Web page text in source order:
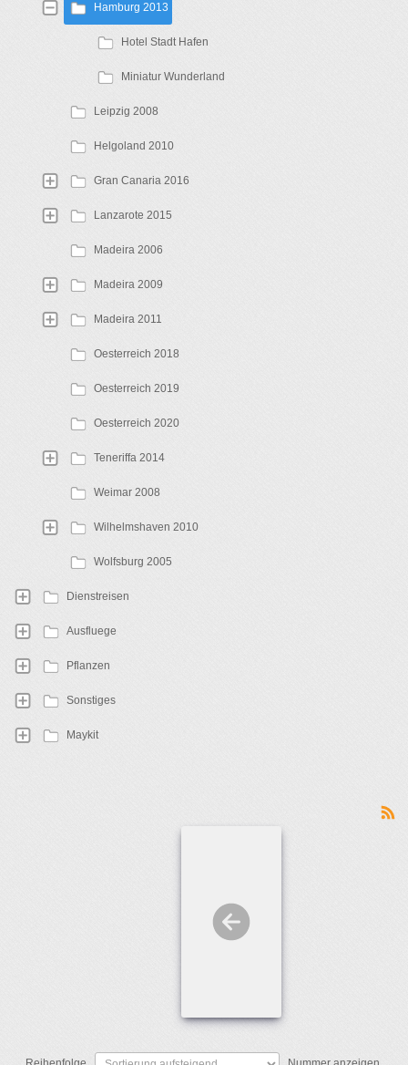
Hamburg 2013
Hotel Stadt Hafen
Miniatur Wunderland
Leipzig 2008
Helgoland 2010
Gran Canaria 2016
Lanzarote 2015
Madeira 2006
Madeira 2009
Madeira 2011
Oesterreich 2018
Oesterreich 2019
Oesterreich 2020
Teneriffa 2014
Weimar 2008
Wilhelmshaven 2010
Wolfsburg 2005
Dienstreisen
Ausfluege
Pflanzen
Sonstiges
Maykit